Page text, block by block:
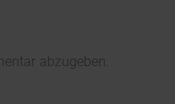
abzugeben.